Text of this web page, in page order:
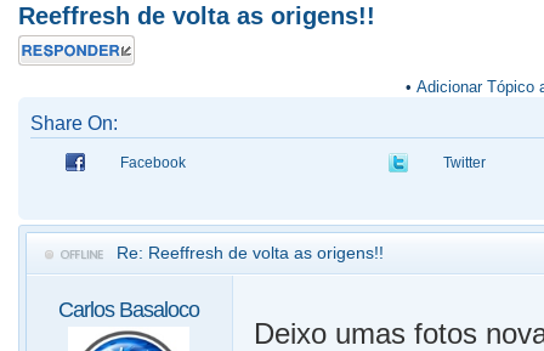
Reeffresh de volta as origens!!
Responder
• Adicionar Tópico
Share On:
Facebook Twitter
Re: Reeffresh de volta as origens!!
Carlos Basaloco
Deixo umas fotos